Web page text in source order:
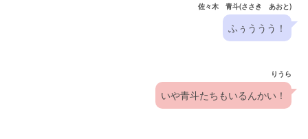
佐々木 青斗(ささき あおと)
ふぅううう！
りうら
いや青斗たちもいるんかい！